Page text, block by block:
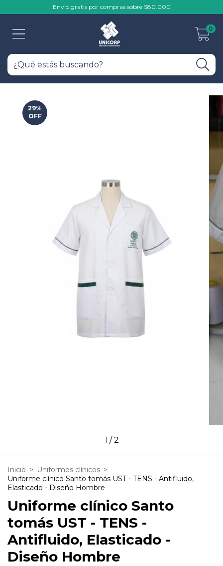
Envío gratis por compras sobre $80.000
0
29%
OFF
1 /2
Inicio > Uniformes clínicos >
Uniforme clínico Santo tomás UST - TENS - Antifluido,
Elasticado - Diseño Hombre
Uniforme clínico Santo
tomás UST - TENS -
Antifluido, Elasticado -
Diseño Hombre